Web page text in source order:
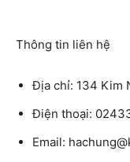
Thông tin liên hệ
Địa chỉ: 134 Kim
Điện thoại:
Email: